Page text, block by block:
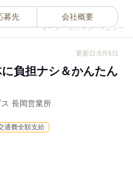
キープ ログイン メニュー
募先 会社概要
更新日:8月6日
負担ナシ＆かんたん
長岡営業所
通費全額支給